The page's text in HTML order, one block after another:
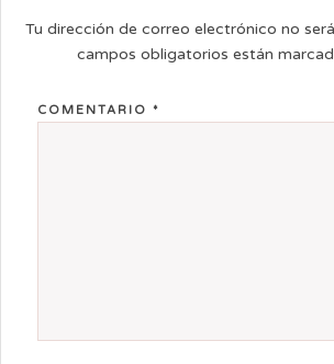
Tu dirección de correo electrónico no
campos obligatorios están
COMENTARIO *